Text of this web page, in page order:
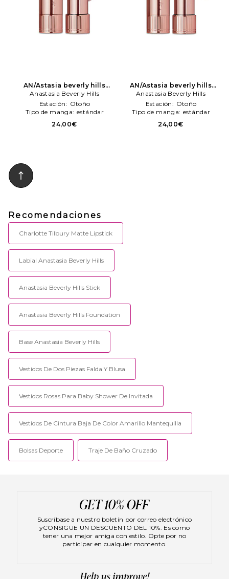
AN/Astasia beverly hills
barra labios saten lipstick
en color Nude Anastasia
Beverly Hills
Anastasia Beverly Hills
Estación: Otoño
Tipo de manga: estándar
24,00€
AN/Astasia beverly hills
barra labios saten lipstick
en color rosado Anastasia
Beverly Hills
Anastasia Beverly Hills
Estación: Otoño
Tipo de manga: estándar
24,00€
Recomendaciones
Charlotte Tilbury Matte Lipstick
Labial Anastasia Beverly Hills
Anastasia Beverly Hills Stick
Anastasia Beverly Hills Foundation
Base Anastasia Beverly Hills
Vestidos De Dos Piezas Falda Y Blusa
Vestidos Rosas Para Baby Shower De Invitada
Vestidos De Cintura Baja De Color Amarillo Mantequilla
Bolsas Deporte Traje De Baño Cruzado
Suscríbase a nuestro boletín por correo electrónico
yCONSIGUE UN DESCUENTO DEL 10%. Es como
tener una mejor amiga con estilo. Opte por no
participar en cualquier momento.